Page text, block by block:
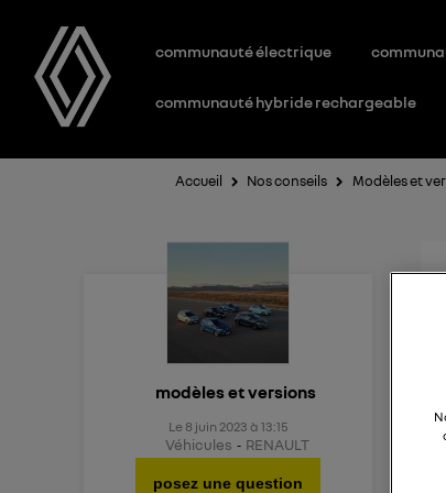
communauté électrique
communauté hybride rechargeable
Accueil Nos conseils Modèles et
modèles et versions
Le 8 juin 2023 à 13:15
Véhicules RENAULT
posez une question